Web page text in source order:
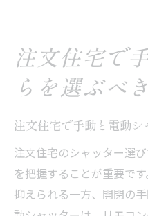
注文住宅で
らを選ぶべ
注文住宅で手動と電動
注文住宅のシャッター選
を把握することが重要で
抑えられる一方、開閉の